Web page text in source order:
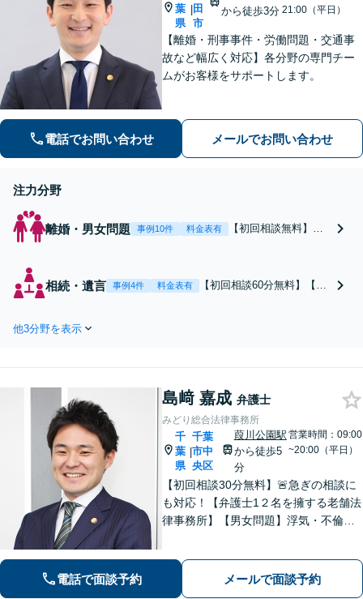
葉
県
|田
市
から徒歩3分 21:00（平日）
【離婚・刑事事件・労働問題・交通事
故など幅広く対応】各分野の専門チー
ムがお客様をサポートします。
電話でお問い合わせ メールでお問い合わせ
注力分野
離婚・男女問題 事例10件 料金表有
【初回相談無料】あ
は電話・メールで状
況を丁寧にお聞きし
さい。【リーズナブ
ルな料金設定】
相続・遺言 事例4件 料金表有
【初回相談60分無料】【全
続税対策等お任せくださ
【解決実績豊富】【電話相
談可】
他3分野を表示
島﨑 嘉成 弁護士
みどり総合法律事務所
千
葉
県
|
千葉
市中
央区
葭川公園駅
から徒歩5
分
営業時間：09:00
~20:00（平日）
【初回相談30分無料】🚨急ぎの相談に
も対応！【弁護士1２名を擁する老舗法
律事務所】【男女問題】浮気・不倫の
【債権回収】売掛金の回収はお任せ
【葭川公園駅5分／千葉中央駅10分】
電話で面談予約 メールで面談予約